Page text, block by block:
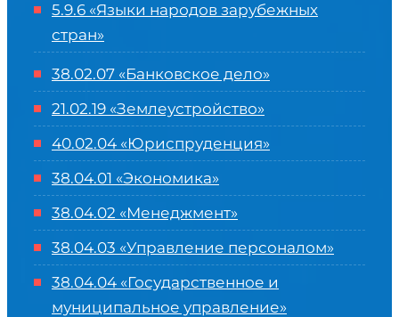
5.9.6 «Языки народов зарубежных
стран»
38.02.07 «Банковское дело»
21.02.19 «Землеустройство»
40.02.04 «Юриспруденция»
38.04.01 «Экономика»
38.04.02 «Менеджмент»
38.04.03 «Управление персоналом»
38.04.04 «Государственное и
муниципальное управление»